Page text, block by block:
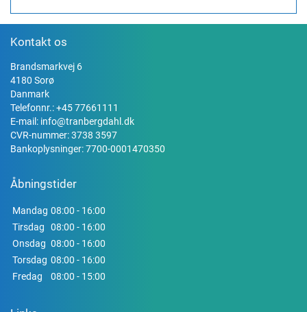
Kontakt os
Brandsmarkvej 6
4180 Sorø
Danmark
Telefonnr.:+45 77661111
E-mail: info@tranbergdahl.dk
CVR-nummer: 3738 3597
Bankoplysninger: 7700-0001470350
Åbningstider
Mandag 08:00 - 16:00
Tirsdag
08:00 - 16:00
Onsdag 08:00 - 16:00
Torsdag 08:00 - 16:00
Fredag
08:00 - 15:00